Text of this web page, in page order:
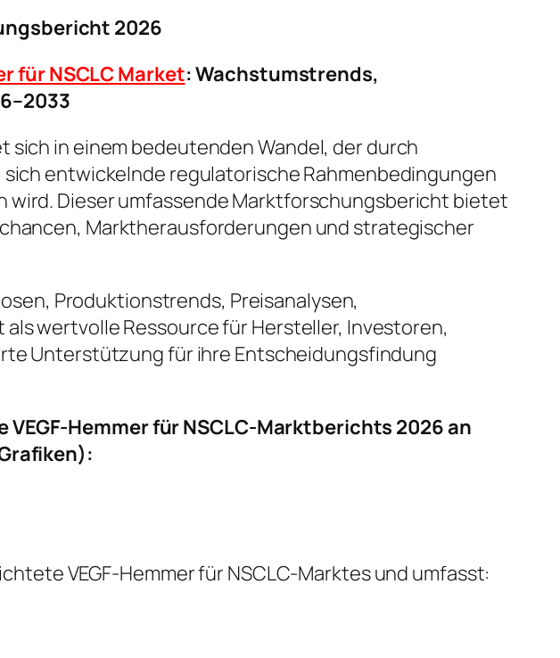
2026
für NSCLC Market: Wachstumstrends,
sich in einem bedeutenden Wandel, der durch
entwickelnde regulatorische Rahmenbedingungen
wird. Dieser umfassende Marktforschungsbericht bietet
Marktherausforderungen und strategischer
Produktionstrends, Preisanalysen,
wertvolle Ressource für Hersteller, Investoren,
Unterstützung für ihre Entscheidungsfindung
Hemmer für NSCLC-Marktberichts 2026 an
VEGF-Hemmer für NSCLC-Marktes und umfasst: